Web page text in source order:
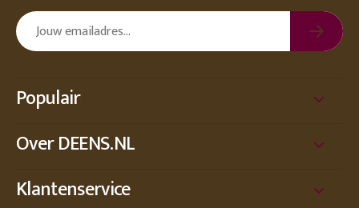
Populair
Over DEENS.NL
Klantenservice